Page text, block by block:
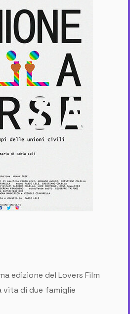
edizione del Lovers Film
vita di due famiglie